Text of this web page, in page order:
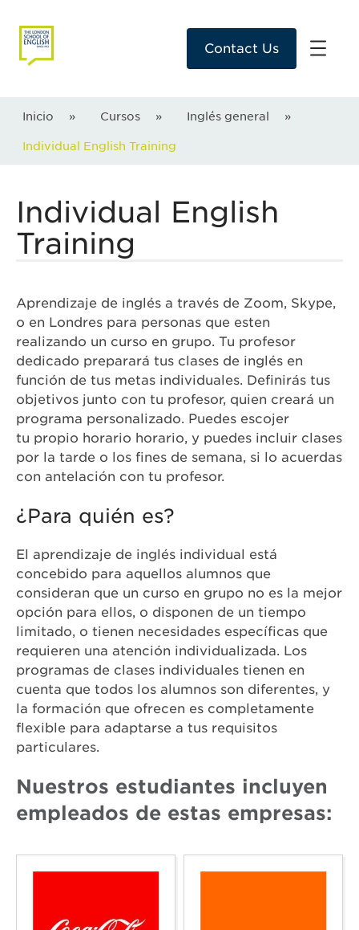
Contact Us
Inicio » Cursos » Inglés general »
Individual English Training
Individual English
Training
Aprendizaje de inglés a través de Zoom, Skype,
o en Londres para personas que esten
realizando un curso en grupo. Tu profesor
dedicado preparará tus clases de inglés en
función de tus metas individuales. Definirás tus
objetivos junto con tu profesor, quien creará un
programa personalizado. Puedes escojer
tu propio horario horario, y puedes incluir clases
por la tarde o los fines de semana, si lo acuerdas
con antelación con tu profesor.
¿Para quién es?
El aprendizaje de inglés individual está
concebido para aquellos alumnos que
consideran que un curso en grupo no es la mejor
opción para ellos, o disponen de un tiempo
limitado, o tienen necesidades específicas que
requieren una atención individualizada. Los
programas de clases individuales tienen en
cuenta que todos los alumnos son diferentes, y
la formación que ofrecen es completamente
flexible para adaptarse a tus requisitos
particulares.
Nuestros estudiantes incluyen
empleados de estas empresas: